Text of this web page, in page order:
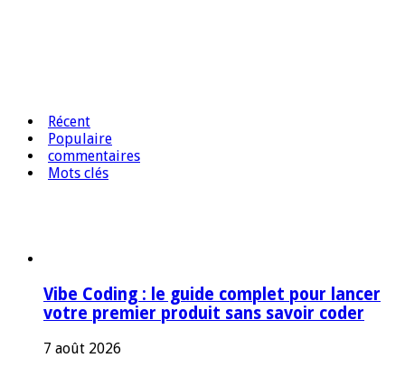
Récent
Populaire
commentaires
Mots clés
Vibe Coding : le guide complet pour lancer
votre premier produit sans savoir coder
7 août 2026